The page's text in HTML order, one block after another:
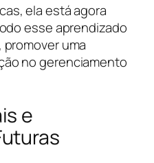
ela está agora
esse aprendizado
promover uma
no gerenciamento
e